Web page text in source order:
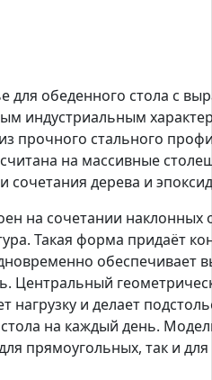
для обеденного стола с
индустриальным
прочного стального
на массивные
сочетания дерева и
на сочетании наклонных
Такая форма придаёт
обеспечивает
Центральный
нагрузку и делает
на каждый день.
прямоугольных, так и